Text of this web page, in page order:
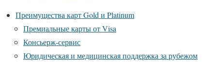
Преимущества карт Gold и Platinum
Премиальные карты от Visa
Консьерж-сервис
Юридическая и медицинская поддержка за рубежом